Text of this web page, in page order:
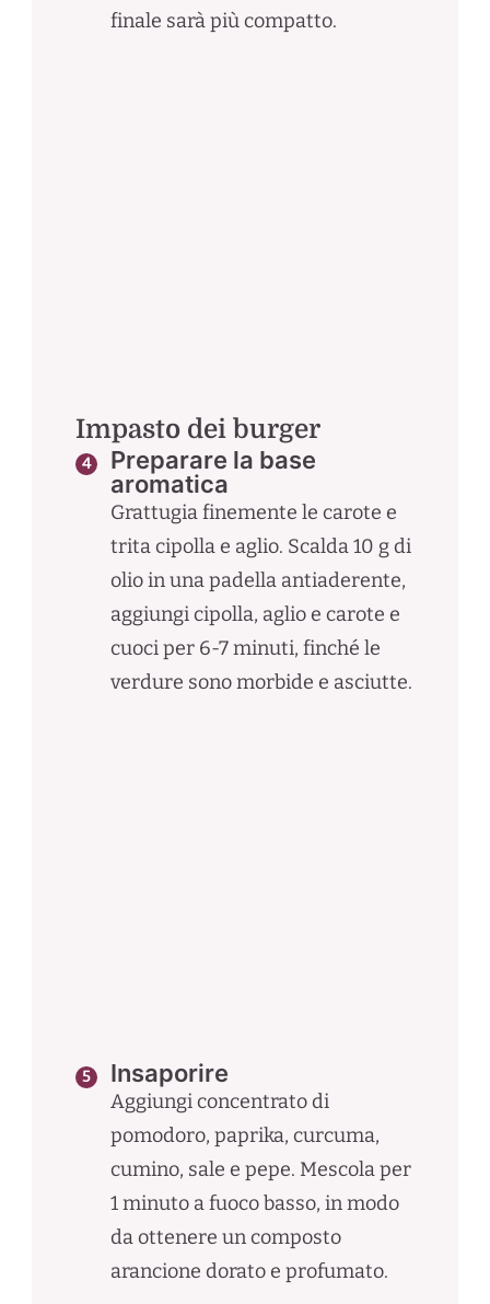
finale sarà più compatto.
Impasto dei burger
Preparare la base
aromatica
Grattugia finemente le carote e
trita cipolla e aglio. Scalda 10 g di
olio in una padella antiaderente,
aggiungi cipolla, aglio e carote e
cuoci per 6-7 minuti, finché le
verdure sono morbide e asciutte.
Insaporire
Aggiungi concentrato di
pomodoro, paprika, curcuma,
cumino, sale e pepe. Mescola per
1 minuto a fuoco basso, in modo
da ottenere un composto
arancione dorato e profumato.